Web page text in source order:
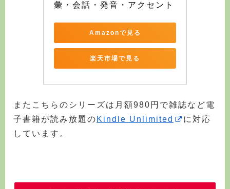
彙・会話・発音・アクセント
Amazonで見る
楽天市場で見る
またこちらのシリーズは月額980円で雑誌など電
子書籍が読み放題の Kindle Unlimited
に対応
しています。